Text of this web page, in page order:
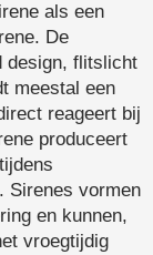
als een
De
design, flitslicht
meestal een
reageert bij
produceert
Sirenes vormen
en kunnen,
vroegtijdig